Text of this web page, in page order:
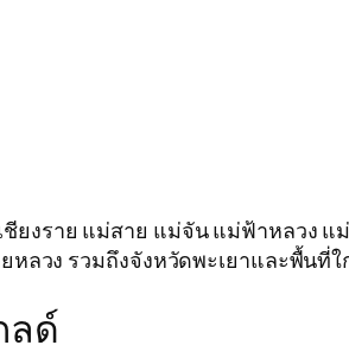
งราย แม่สาย แม่จัน แม่ฟ้าหลวง แม่
ลวง รวมถึงจังหวัดพะเยาและพื้นที่ใ
ลด์